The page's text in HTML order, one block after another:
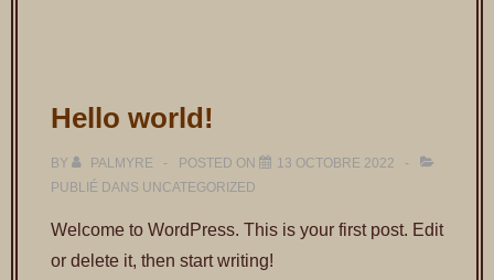
Hello world!
BY PALMYRE POSTED ON
13 OCTOBRE 2022
PUBLIÉ DANS UNCATEGORIZED
Welcome to WordPress. This is your first post. Edit
or delete it, then start writing!